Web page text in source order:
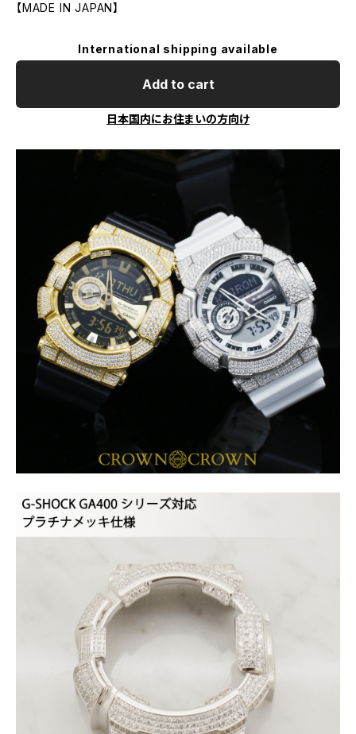
【MADE IN JAPAN】
International shipping available
Add to cart
日本国内にお住まいの方向け